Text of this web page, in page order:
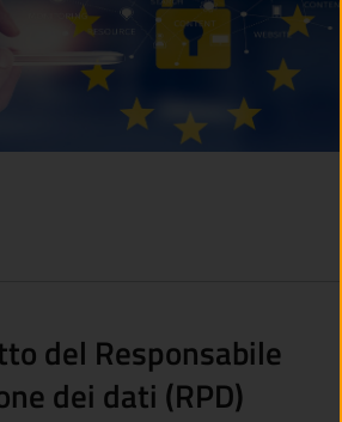
del Responsabile
dei dati (RPD)